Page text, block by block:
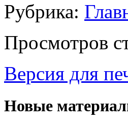
Рубрика:
Просмотров
Версия для
Новые